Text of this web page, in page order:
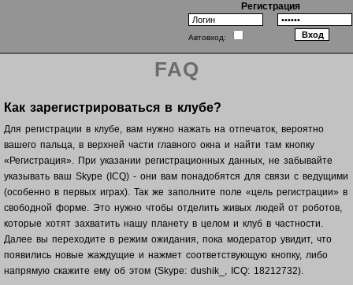
Регистрация
Автовход:
FAQ
Как зарегистрироваться в клубе?
Для регистрации в клубе, вам нужно нажать на отпечаток, вероятно
вашего пальца, в верхней части главного окна и найти там кнопку
«Регистрация». При указании регистрационных данных, не забывайте
указывать ваш Skype (ICQ) - они вам понадобятся для связи с ведущими
(особенно в первых играх). Так же заполните поле «цель регистрации» в
свободной форме. Это нужно чтобы отделить живых людей от роботов,
которые хотят захватить нашу планету в целом и клуб в частности.
Далее вы переходите в режим ожидания, пока модератор увидит, что
появились новые жаждущие и нажмет соответствующую кнопку, либо
напрямую скажите ему об этом (Skype: dushik_, ICQ: 18212732).